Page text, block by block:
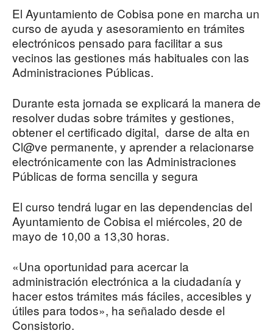
El Ayuntamiento de Cobisa pone en marcha un
curso de ayuda y asesoramiento en trámites
electrónicos pensado para facilitar a sus
vecinos las gestiones más habituales con las
Administraciones Públicas.
Durante esta jornada se explicará la manera de
resolver dudas sobre trámites y gestiones,
obtener el certificado digital, darse de alta en
Cl@ve permanente, y aprender a relacionarse
electrónicamente con las Administraciones
Públicas de forma sencilla y segura
El curso tendrá lugar en las dependencias del
Ayuntamiento de Cobisa el miércoles, 20 de
mayo de 10,00 a 13,30 horas.
«Una oportunidad para acercar la
administración electrónica a la ciudadanía y
hacer estos trámites más fáciles, accesibles y
útiles para todos», ha señalado desde el
Consistorio.